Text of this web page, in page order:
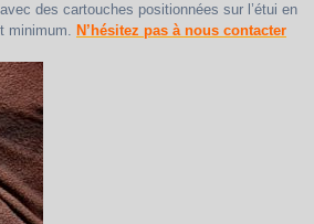
des cartouches positionnées sur l’étui en
minimum. N’hésitez pas à nous contacter